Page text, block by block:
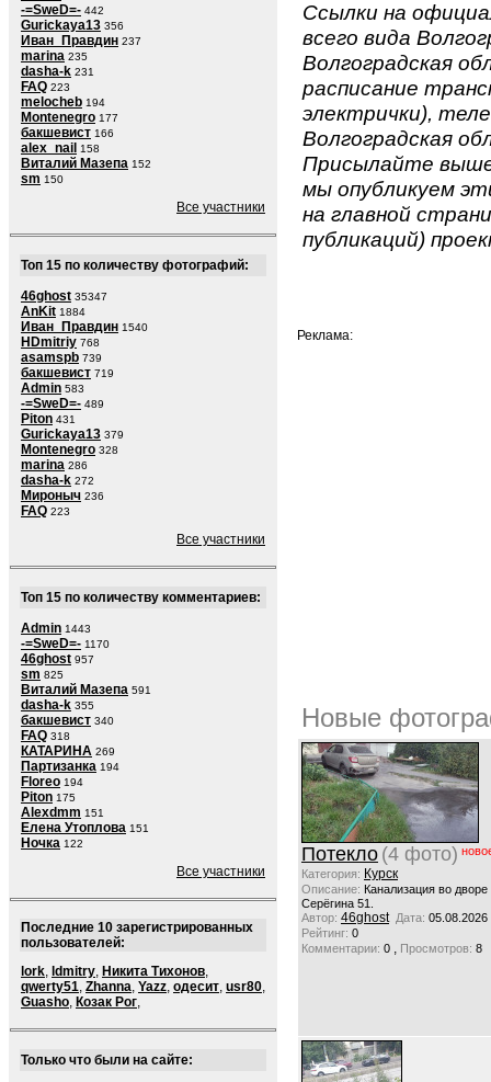
-=SweD=- 442
Gurickaya13 356
Иван_Правдин 237
marina 235
dasha-k 231
FAQ 223
melocheb 194
Montenegro 177
бакшевист 166
alex_nail 158
Виталий Мазепа 152
sm 150
Все участники
Топ 15 по количеству фотографий:
46ghost 35347
AnKit 1884
Иван_Правдин 1540
HDmitriy 768
asamspb 739
бакшевист 719
Admin 583
-=SweD=- 489
Piton 431
Gurickaya13 379
Montenegro 328
marina 286
dasha-k 272
Мироныч 236
FAQ 223
Все участники
Топ 15 по количеству комментариев:
Admin 1443
-=SweD=- 1170
46ghost 957
sm 825
Виталий Мазепа 591
dasha-k 355
бакшевист 340
FAQ 318
КАТАРИНА 269
Партизанка 194
Floreo 194
Piton 175
Alexdmm 151
Елена Утоплова 151
Ночка 122
Все участники
Последние 10 зарегистрированных
пользователей:
lork, ldmitry, Никита Тихонов,
qwerty51, Zhanna, Yazz, одесит, usr80,
Guasho, Козак Рог,
Только что были на сайте:
Ссылки на
всего вида
Волгоградская
расписание
электрички),
Волгоградская
Присылайте
мы опубликуем
на главной
публикаций)
Реклама:
Новые
Потекло (4 фото)
Категория: Курск
Описание: Канализация во
Серёгина 51.
Автор: 46ghost Дата: 05.08.2026
Рейтинг: 0
Комментарии: 0 , Просмотров: 8